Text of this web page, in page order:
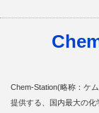
Chem-Station(略称：ケ
提供する、国内最大の